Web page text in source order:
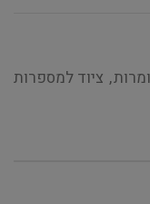
, ציוד למספרות